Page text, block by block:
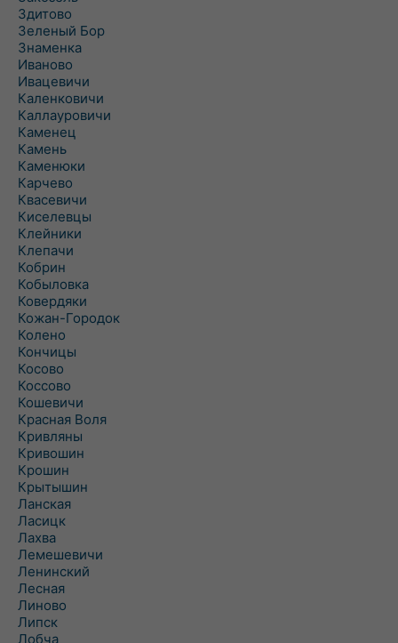
Здитово
Зеленый Бор
Знаменка
Иваново
Ивацевичи
Каленковичи
Каллауровичи
Каменец
Камень
Каменюки
Карчево
Квасевичи
Киселевцы
Клейники
Клепачи
Кобрин
Кобыловка
Ковердяки
Кожан-Городок
Колено
Кончицы
Косово
Коссово
Кошевичи
Красная Воля
Кривляны
Кривошин
Крошин
Крытышин
Ланская
Ласицк
Лахва
Лемешевичи
Ленинский
Лесная
Линово
Липск
Лобча